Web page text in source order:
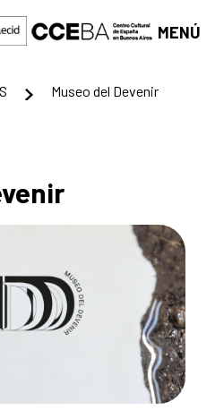
MENÚ
Museo del Devenir